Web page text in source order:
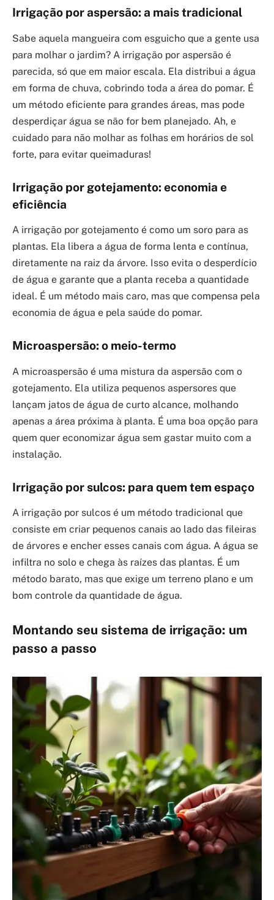
Irrigação por aspersão: a mais tradicional
Sabe aquela mangueira com esguicho que a gente usa
para molhar o jardim? A irrigação por aspersão é
parecida, só que em maior escala. Ela distribui a água
em forma de chuva, cobrindo toda a área do pomar. É
um método eficiente para grandes áreas, mas pode
desperdiçar água se não for bem planejado. Ah, e
cuidado para não molhar as folhas em horários de sol
forte, para evitar queimaduras!
Irrigação por gotejamento: economia e
eficiência
A irrigação por gotejamento é como um soro para as
plantas. Ela libera a água de forma lenta e contínua,
diretamente na raiz da árvore. Isso evita o desperdício
de água e garante que a planta receba a quantidade
ideal. É um método mais caro, mas que compensa pela
economia de água e pela saúde do pomar.
Microaspersão: o meio-termo
A microaspersão é uma mistura da aspersão com o
gotejamento. Ela utiliza pequenos aspersores que
lançam jatos de água de curto alcance, molhando
apenas a área próxima à planta. É uma boa opção para
quem quer economizar água sem gastar muito com a
instalação.
Irrigação por sulcos: para quem tem espaço
A irrigação por sulcos é um método tradicional que
consiste em criar pequenos canais ao lado das fileiras
de árvores e encher esses canais com água. A água se
infiltra no solo e chega às raízes das plantas. É um
método barato, mas que exige um terreno plano e um
bom controle da quantidade de água.
Montando seu sistema de irrigação: um
passo a passo